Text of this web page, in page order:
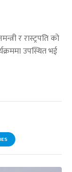
र रास्ट्रपति को
उपस्थित भई